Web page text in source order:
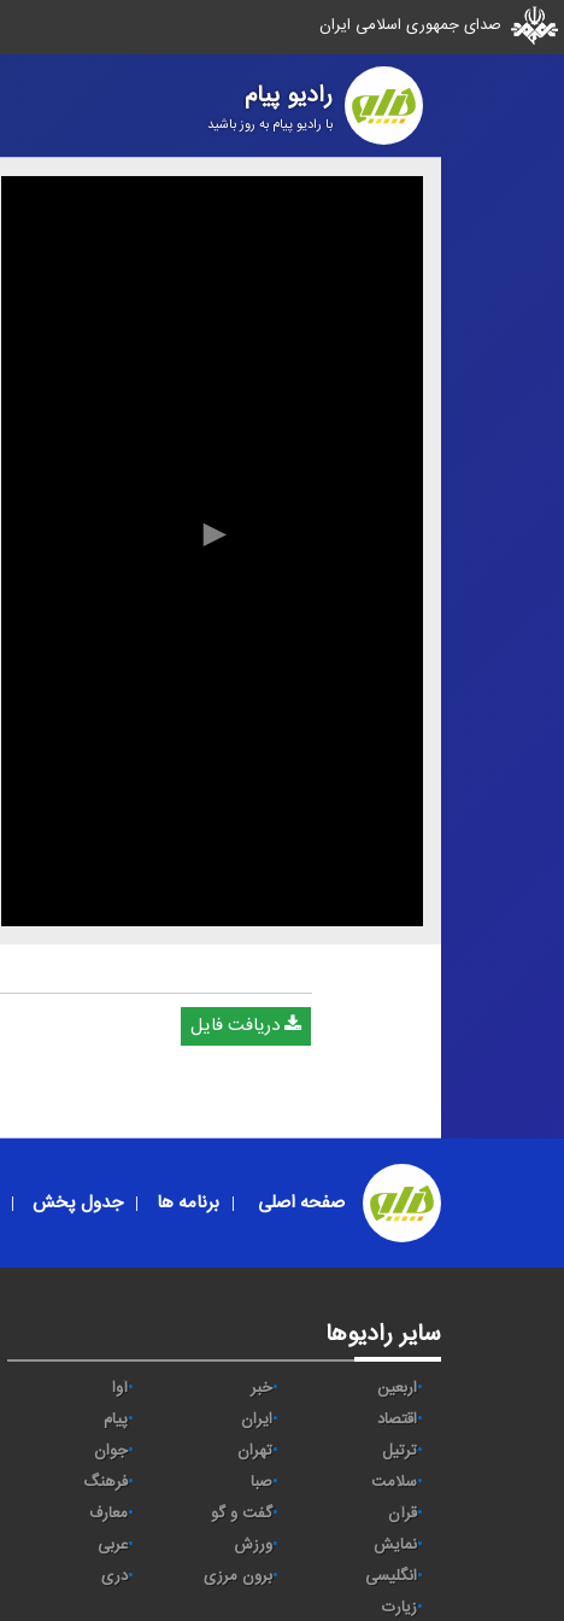
صدای جمهوری اسلامی ایران
رادیو پیام
با رادیو پیام به روز باشید
دریافت فایل
صفحه اصلی برنامه ها جدول پخش
سایر رادیوها
اربعین خبر
آوا
اقتصاد
ايران
پیام
ترتیل
تهران
جوان
سلامت
صبا
فرهنگ
قرآن
گفت و گو
معارف
نمایش
ورزش
عربی
انگلیسی
برون مرزی
دری
زیارت